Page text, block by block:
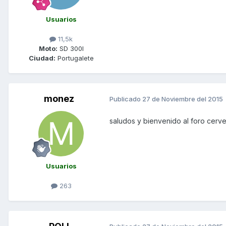
Usuarios
11,5k
Moto: SD 300I
Ciudad: Portugalete
monez
Usuarios
263
Publicado 27 de Noviembre del 2015
saludos y bienvenido al foro